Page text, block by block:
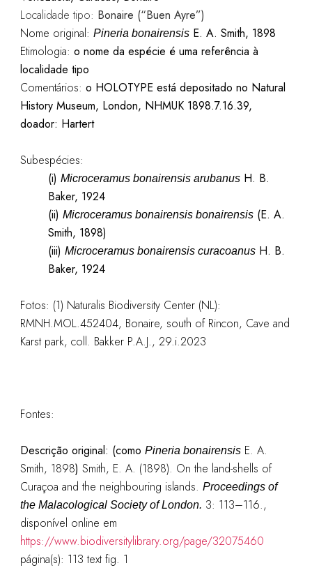
Localidade tipo: Bonaire (“Buen Ayre”)
Nome original: Pineria bonairensisE. A. Smith, 1898
Etimologia: o nome da espécie é uma referência à
localidade tipo
Comentários: o HOLOTYPE está depositado no Natural
History Museum, London, NHMUK 1898.7.16.39,
doador: Hartert
Subespécies:
(i) Microceramus bonairensis arubanusH. B.
Baker, 1924
(ii) Microceramus bonairensis bonairensis(E. A.
Smith, 1898)
(iii) Microceramus bonairensis curacoanusH. B.
Baker, 1924
Fotos: (1) Naturalis Biodiversity Center (NL):
RMNH.MOL.452404, Bonaire, south of Rincon, Cave and
Karst park, coll. Bakker P.A.J., 29.i.2023
Fontes:
Descrição original: (como Pineria bonairensisE. A.
Smith, 1898) Smith, E. A. (1898). On the land-shells of
Curaçoa and the neighbouring islands. Proceedings of
the Malacological Society of London. 3: 113–116.,
disponível online em
https://www.biodiversitylibrary.org/page/32075460
página(s): 113 text fig. 1